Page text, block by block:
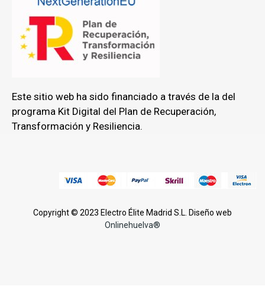
Este sitio web ha sido financiado a través de la del
programa Kit Digital del Plan de Recuperación,
Transformación y Resiliencia.
Copyright © 2023 Electro Élite Madrid S.L. Diseño web
Onlinehuelva®